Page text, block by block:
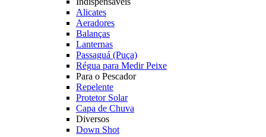
Alicates
Aeradores
Balanças
Lanternas
Passaguá (Puça)
Régua para Medir Peixe
Para o Pescador
Repelente
Protetor Solar
Capa de Chuva
Diversos
Down Shot